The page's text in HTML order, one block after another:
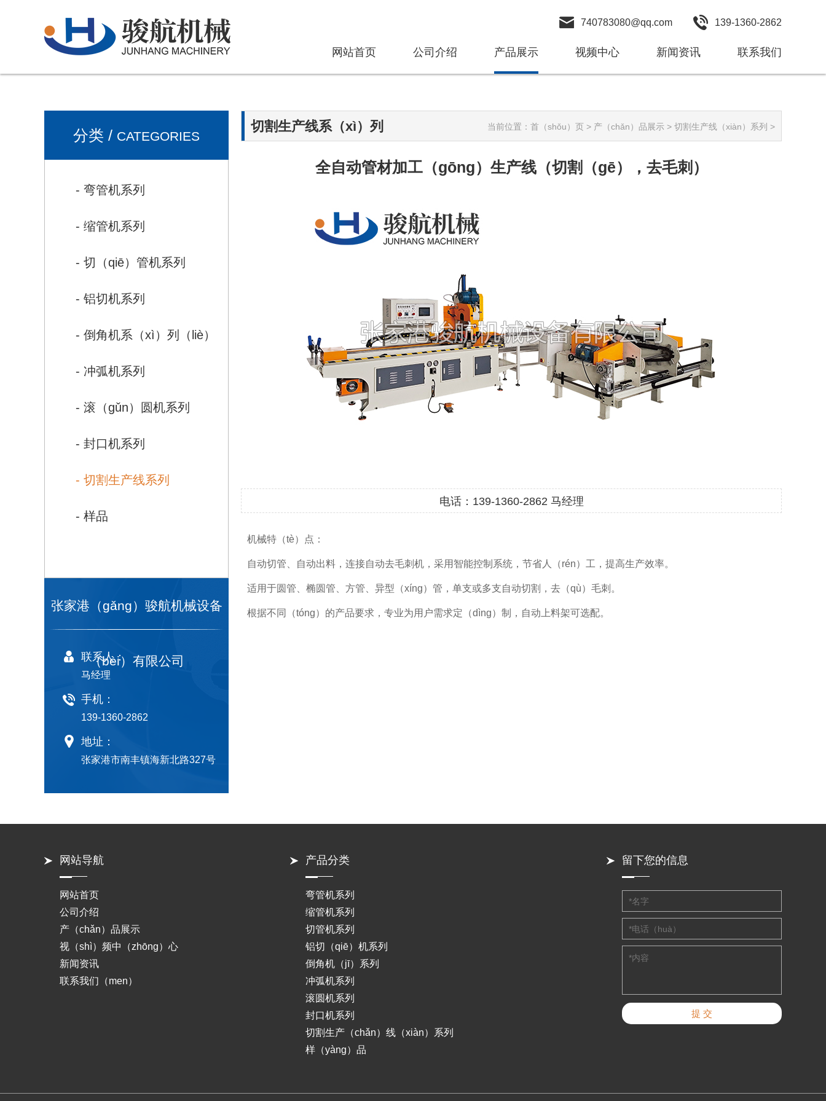
740783080@qq.com 139-1360-2862
网站首页 公司介绍 产品展示 视频中心 新闻资讯 联系我们
分类 / CATEGORIES
- 弯管机系列
- 缩管机系列
- 切（qiē）管机系列
- 铝切机系列
- 倒角机系（xì）列（liè）
- 冲弧机系列
- 滚（gǔn）圆机系列
- 封口机系列
- 切割生产线系列
- 样品
张家港（gǎng）骏航机械设备
（bèi）有限公司
联系人：
马经理
手机：
139-1360-2862
地址：
张家港市南丰镇海新北路327号
切割生产线系（xì）列 当前位置： 首（shǒu）页 > 产（chǎn）品展示 > 切割生产线（xiàn）系列 >
全自动管材加工（gōng）生产线（切割（gē），去毛刺）
电话：139-1360-2862 马经理
机械特（tè）点：
自动切管、自动出料，连接自动去毛刺机，采用智能控制系统，节省人（rén）工，提高生产效率。
适用于圆管、椭圆管、方管、异型（xíng）管，单支或多支自动切割，去（qù）毛刺。
根据不同（tóng）的产品要求，专业为用户需求定（dìng）制，自动上料架可选配。
网站导航
网站首页
公司介绍
产（chǎn）品展示
视（shì）频中（zhōng）心
新闻资讯
联系我们（men）
产品分类
弯管机系列
缩管机系列
切管机系列
铝切（qiē）机系列
倒角机（jī）系列
冲弧机系列
滚圆机系列
封口机系列
切割生产（chǎn）线（xiàn）系列
样（yàng）品
留下您的信息
提 交